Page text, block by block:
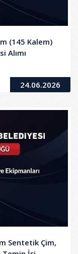
(145 Kalem)
Alımı
24.06.2026
Sentetik Çim,